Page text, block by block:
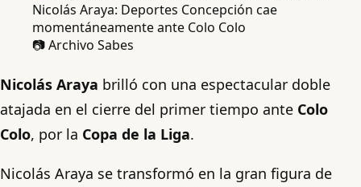
📷 Archivo Sabes
Nicolás Araya brilló con una espectacular doble
atajada en el cierre del primer tiempo ante Colo
Colo, por la Copa de la Liga.
Nicolás Araya se transformó en la gran figura de